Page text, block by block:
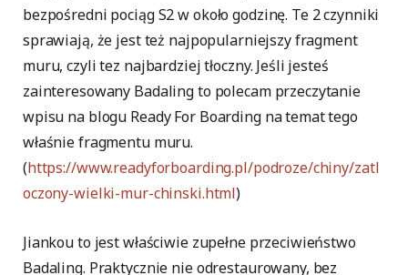
bezpośredni pociąg S2 w około godzinę. Te 2 czynniki
sprawiają, że jest też najpopularniejszy fragment
muru, czyli tez najbardziej tłoczny. Jeśli jesteś
zainteresowany Badaling to polecam przeczytanie
wpisu na blogu Ready For Boarding na temat tego
właśnie fragmentu muru.
(https://www.readyforboarding.pl/podroze/chiny/zatl
oczony-wielki-mur-chinski.html)
Jiankou to jest właściwie zupełne przeciwieństwo
Badaling. Praktycznie nie odrestaurowany, bez